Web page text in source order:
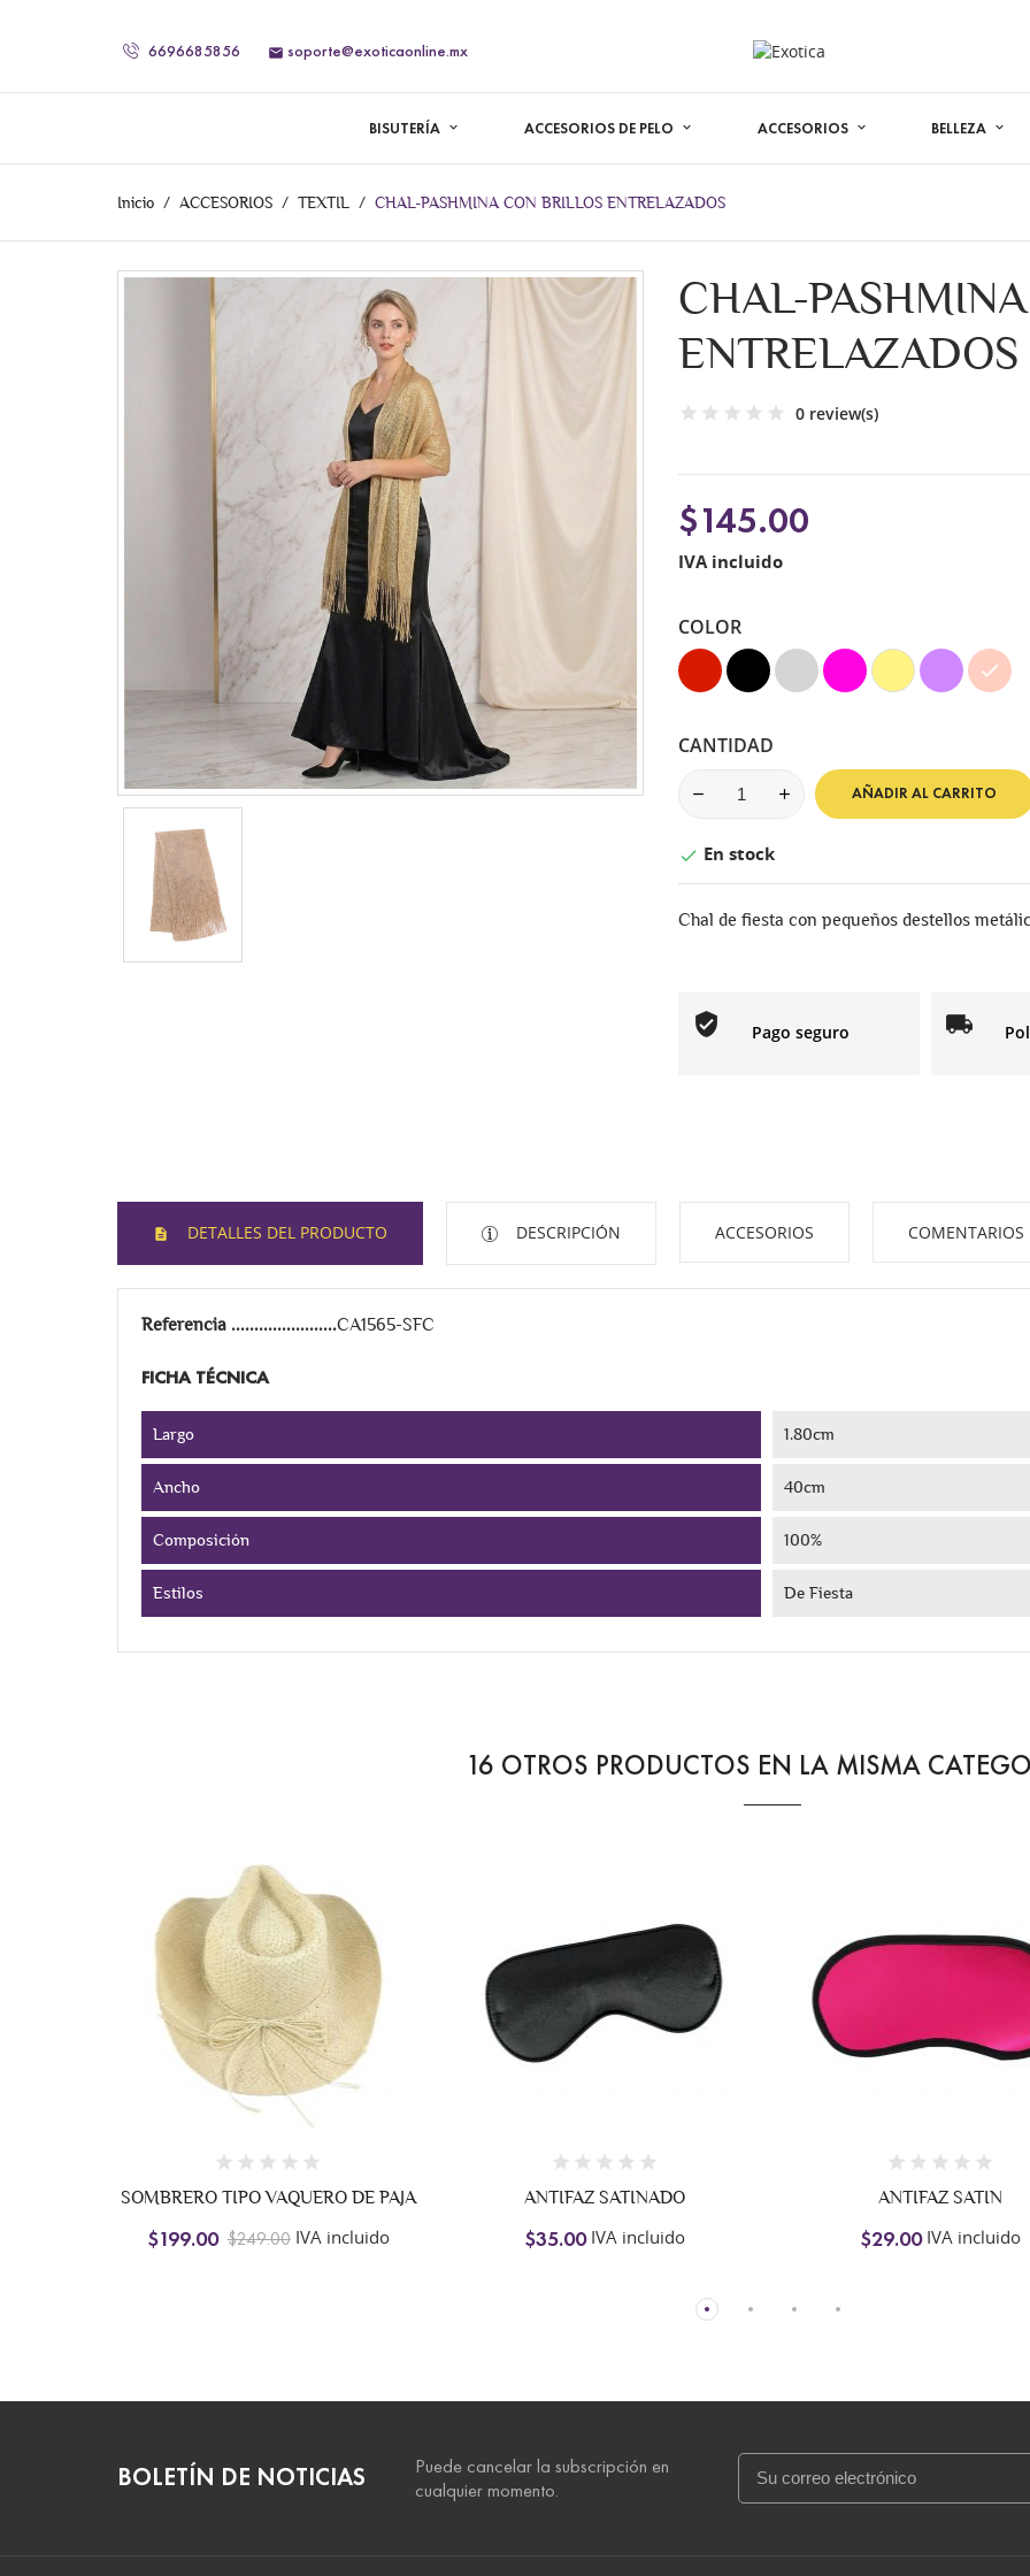
6696685856  soporte@exoticaonline.mx
BISUTERÍA ACCESORIOS DE PELO ACCESORIOS BELLEZA
Inicio ACCESORIOS TEXTIL CHAL-PASHMINA CON BRILLOS ENTRELAZADOS
CHAL-
ENTRELAZADOS
0 review(s)
$145.00
IVA incluido
COLOR
Rojo Negro Plata Fucsia Dorado
Lila
Dorado
Rosado
CANTIDAD
AÑADIR AL CARRITO
 En stock
Chal de fiesta con pequeños destellos
Pago seguro
DETALLES DEL PRODUCTO DESCRIPCIÓN ACCESORIOS COMENTARIOS
Referencia CA1565-SFC
FICHA TÉCNICA
Largo 1.80cm
Ancho 40cm
Composición 100%
Estilos De Fiesta
16 OTROS PRODUCTOS EN LA MISMA
SOMBRERO TIPO VAQUERO DE PAJA
$199.00 $249.00IVA incluido
ANTIFAZ SATINADO
$35.00IVA incluido
ANTIFAZ SATIN
$29.00IVA incluido
BOLETÍN DE NOTICIAS
Puede cancelar la subscripción en
cualquier momento.